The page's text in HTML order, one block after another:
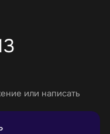
или написать